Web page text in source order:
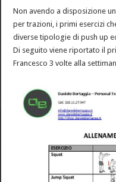
Non avendo a disposizione
per trazioni, i primi esercizi
diverse tipologie di push up
Di seguito viene riportato il
Francesco 3 volte alla